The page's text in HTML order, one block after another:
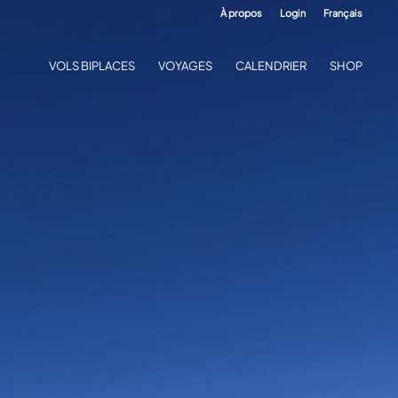
À propos Login Français
VOLS BIPLACES VOYAGES CALENDRIER SHOP